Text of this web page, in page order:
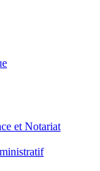
et Notariat